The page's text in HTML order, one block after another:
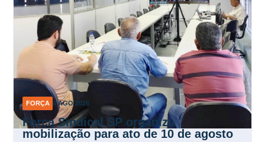
FORÇA 6 AGO 2026
Força Sindical SP organiza
mobilização para ato de 10 de agosto